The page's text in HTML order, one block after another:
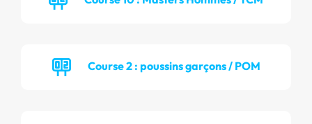
Course 2 : poussins garçons / POM